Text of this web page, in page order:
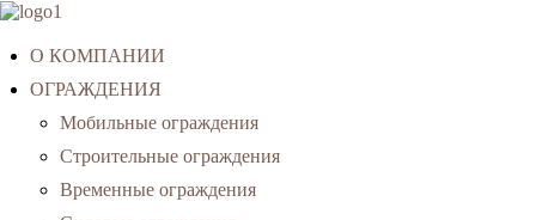
О КОМПАНИИ
ОГРАЖДЕНИЯ
Мобильные ограждения
Строительные ограждения
Временные ограждения